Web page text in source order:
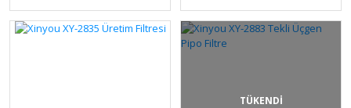
TÜKENDİ